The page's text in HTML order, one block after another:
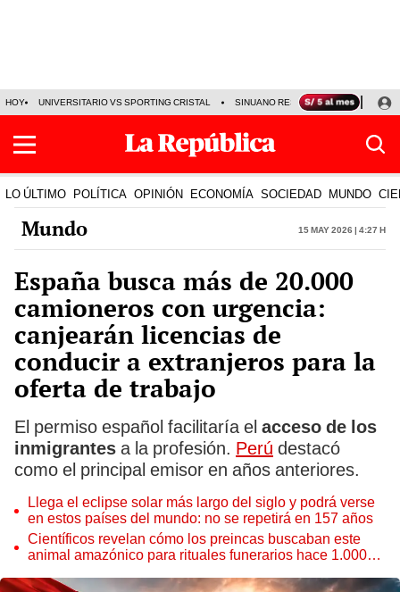
HOY UNIVERSITARIO VS SPORTING CRISTAL SINUANO RESULTADOS HOY
LO ÚLTIMO POLÍTICA OPINIÓN ECONOMÍA SOCIEDAD MUNDO
Mundo 15 May 2026 | 4:27 h
España busca más de 20.000
camioneros con urgencia:
canjearán licencias de
conducir a extranjeros para la
oferta de trabajo
El permiso español facilitaría el acceso de los
inmigrantes a la profesión. Perú destacó
como el principal emisor en años anteriores.
Llega el eclipse solar más largo del siglo y podrá verse
en estos países del mundo: no se repetirá en 157 años
Científicos revelan cómo los preincas buscaban este
animal amazónico para rituales funerarios hace 1.000